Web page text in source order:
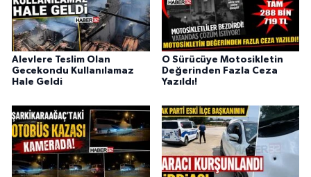
Alevlere Teslim Olan
Gecekondu Kullanılamaz
Hale Geldi
O Sürücüye Motosikletin
Değerinden Fazla Ceza
Yazıldı!